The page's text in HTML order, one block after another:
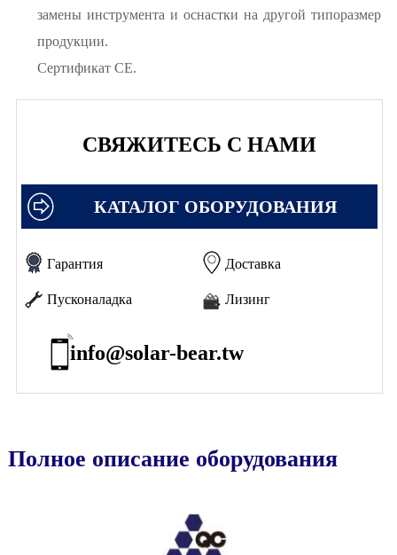
замены инструмента и оснастки на другой типоразмер
продукции.
Сертификат СЕ.
СВЯЖИТЕСЬ С НАМИ
КАТАЛОГ ОБОРУДОВАНИЯ
Гарантия Доставка
Пусконаладка Лизинг
info@solar-bear.tw